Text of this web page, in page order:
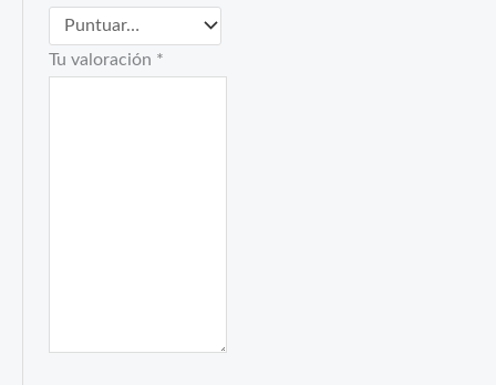
Tu valoración *